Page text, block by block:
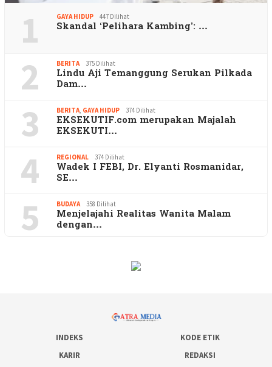
1 GAYA HIDUP 447 Dilihat
Skandal ‘Pelihara Kambing’: …
2 BERITA 375 Dilihat
Lindu Aji Temanggung Serukan Pilkada
Dam…
3 BERITA, GAYA HIDUP 374 Dilihat
EKSEKUTIF.com merupakan Majalah
EKSEKUTI…
4 REGIONAL 374 Dilihat
Wadek I FEBI, Dr. Elyanti Rosmanidar,
SE…
5 BUDAYA 358 Dilihat
Menjelajahi Realitas Wanita Malam
dengan…
INDEKS
KODE ETIK
KARIR
REDAKSI